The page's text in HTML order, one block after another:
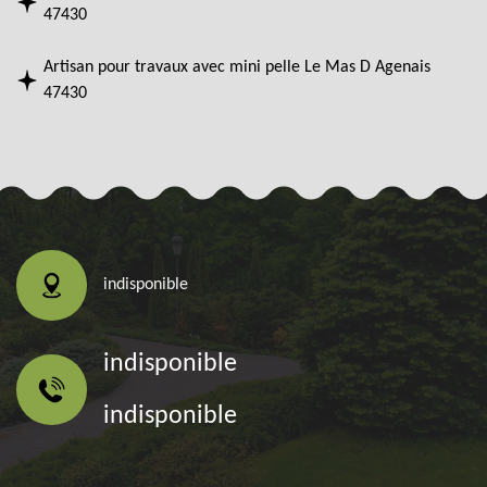
47430
Artisan pour travaux avec mini pelle Le Mas D Agenais
47430
indisponible
indisponible
indisponible